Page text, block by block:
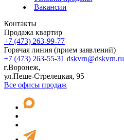
Вакансии
Контакты
Продажа квартир
+7 (473) 263-99-77
Горячая линия (прием заявлений)
+7 (473) 263-55-31 dskvrn@dskvrn.ru
г.Воронеж,
ул.Пеше-Стрелецкая, 95
Все офисы продаж